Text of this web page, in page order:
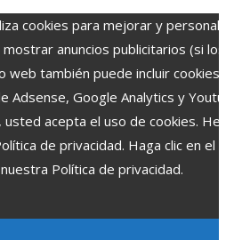
cookies para mejorar y
anuncios publicitarios (si los
web también puede incluir cookies
Adsense, Google Analytics y
usted acepta el uso de cookies.
de privacidad. Haga clic en el
Política de privacidad.